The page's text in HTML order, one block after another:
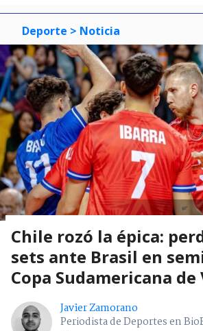
Deporte > Noticia
Chile rozó la épica:
sets ante Brasil en
Copa Sudamericana
Javier Zamorano
Periodista de Deportes en